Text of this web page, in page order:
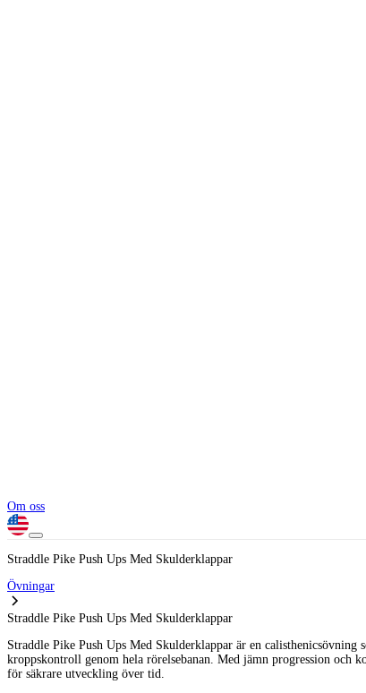
Om oss
Straddle Pike Push Ups Med Skulderklappar
Övningar
Straddle Pike Push Ups Med Skulderklappar
Straddle Pike Push Ups Med Skulderklappar är en
kroppskontroll genom hela rörelsebanan. Med jämn progression och
för säkrare utveckling över tid.